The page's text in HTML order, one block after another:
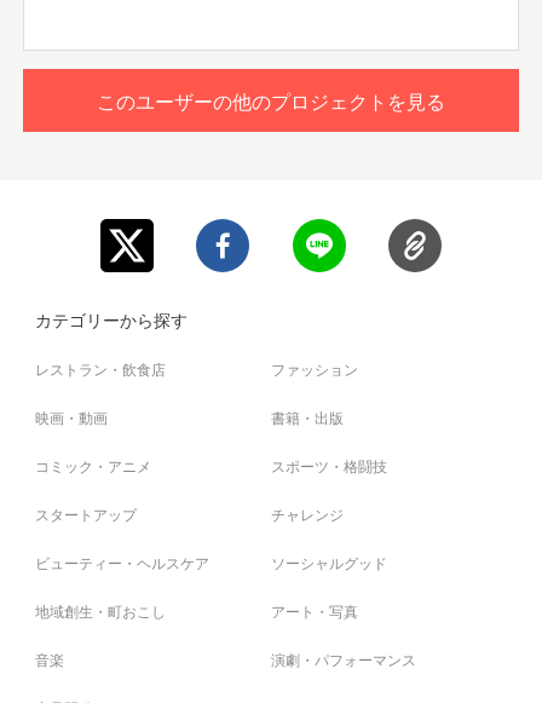
このユーザーの他のプロジェクトを見る
カテゴリーから探す
レストラン・飲食店 ファッション
映画・動画 書籍・出版
コミック・アニメ スポーツ・格闘技
スタートアップ チャレンジ
ビューティー・ヘルスケア ソーシャルグッド
地域創生・町おこし アート・写真
音楽 演劇・パフォーマンス